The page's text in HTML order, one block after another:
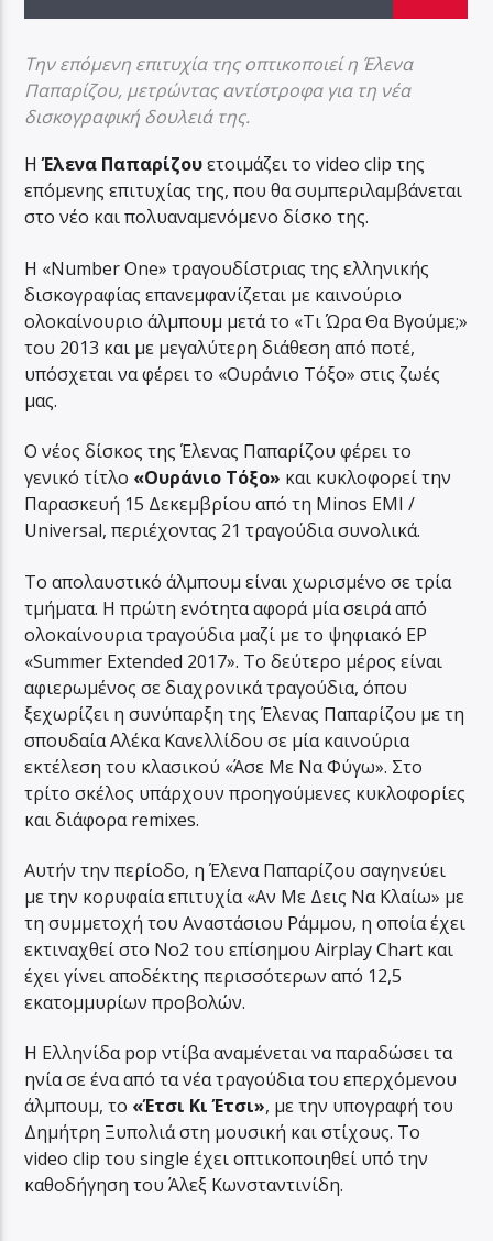
Την επόμενη επιτυχία της οπτικοποιεί η Έλενα
Παπαρίζου, μετρώντας αντίστροφα για τη νέα
δισκογραφική δουλειά της.
ΗΈλενα Παπαρίζουετοιμάζει το video clip της
επόμενης επιτυχίας της, που θα συμπεριλαμβάνεται
στο νέο και πολυαναμενόμενο δίσκο της.
Η «Number One» τραγουδίστριας της ελληνικής
δισκογραφίας επανεμφανίζεται με καινούριο
ολοκαίνουριο άλμπουμ μετά το «Τι Ώρα Θα Βγούμε;»
του 2013 και με μεγαλύτερη διάθεση από ποτέ,
υπόσχεται να φέρει το «Ουράνιο Τόξο» στις ζωές
μας.
Ο νέος δίσκος της Έλενας Παπαρίζου φέρει το
γενικό τίτλο «Ουράνιο Τόξο» και κυκλοφορεί την
Παρασκευή 15 Δεκεμβρίου από τη Minos EMI /
Universal, περιέχοντας 21 τραγούδια συνολικά.
Το απολαυστικό άλμπουμ είναι χωρισμένο σε τρία
τμήματα. Η πρώτη ενότητα αφορά μία σειρά από
ολοκαίνουρια τραγούδια μαζί με το ψηφιακό EP
«Summer Extended 2017». Το δεύτερο μέρος είναι
αφιερωμένος σε διαχρονικά τραγούδια, όπου
ξεχωρίζει η συνύπαρξη της Έλενας Παπαρίζου με τη
σπουδαία Αλέκα Κανελλίδου σε μία καινούρια
εκτέλεση του κλασικού «Άσε Με Να Φύγω». Στο
τρίτο σκέλος υπάρχουν προηγούμενες κυκλοφορίες
και διάφορα remixes.
Αυτήν την περίοδο, η Έλενα Παπαρίζου σαγηνεύει
με την κορυφαία επιτυχία «Αν Με Δεις Να Κλαίω» με
τη συμμετοχή του Αναστάσιου Ράμμου, η οποία έχει
εκτιναχθεί στο Νο2 του επίσημου Airplay Chart και
έχει γίνει αποδέκτης περισσότερων από 12,5
εκατομμυρίων προβολών.
H Ελληνίδα pop ντίβα αναμένεται να παραδώσει τα
ηνία σε ένα από τα νέα τραγούδια του επερχόμενου
άλμπουμ, το «Έτσι Κι Έτσι», με την υπογραφή του
Δημήτρη Ξυπολιά στη μουσική και στίχους. To
video clip του single έχει οπτικοποιηθεί υπό την
καθοδήγηση του Άλεξ Κωνσταντινίδη.